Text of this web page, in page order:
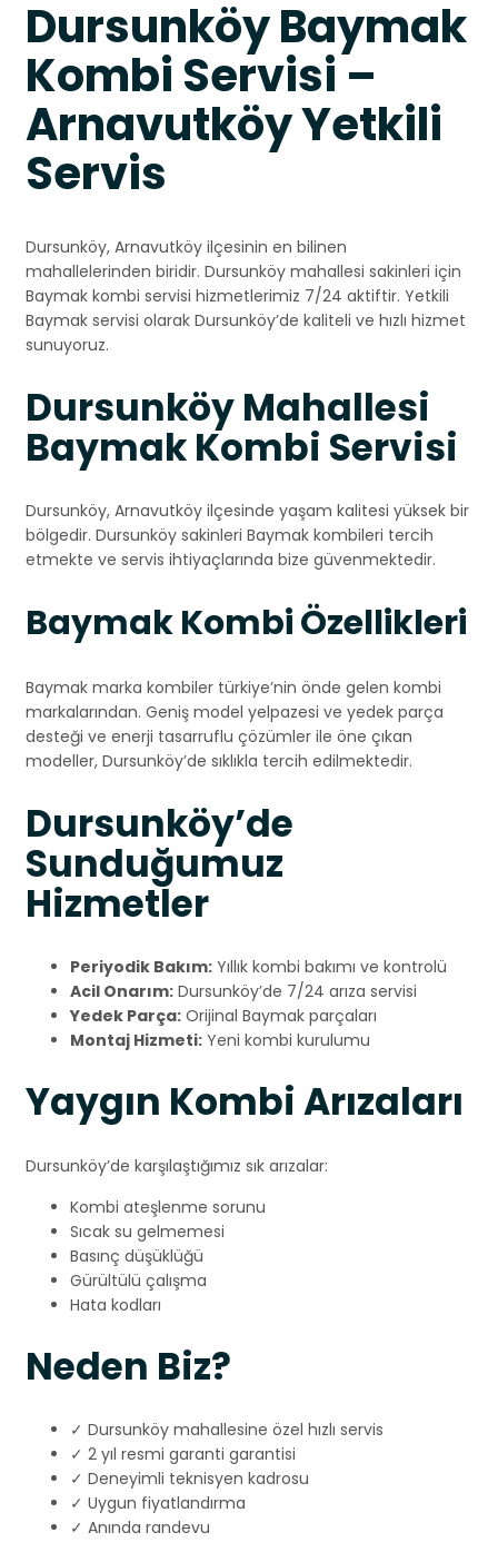
Dursunköy Baymak
Kombi Servisi –
Arnavutköy Yetkili
Servis
Dursunköy, Arnavutköy ilçesinin en bilinen
mahallelerinden biridir. Dursunköy mahallesi sakinleri için
Baymak kombi servisi hizmetlerimiz 7/24 aktiftir. Yetkili
Baymak servisi olarak Dursunköy’de kaliteli ve hızlı hizmet
sunuyoruz.
Dursunköy Mahallesi
Baymak Kombi Servisi
Dursunköy, Arnavutköy ilçesinde yaşam kalitesi yüksek bir
bölgedir. Dursunköy sakinleri Baymak kombileri tercih
etmekte ve servis ihtiyaçlarında bize güvenmektedir.
Baymak Kombi Özellikleri
Baymak marka kombiler türkiye’nin önde gelen kombi
markalarından. Geniş model yelpazesi ve yedek parça
desteği ve enerji tasarruflu çözümler ile öne çıkan
modeller, Dursunköy’de sıklıkla tercih edilmektedir.
Dursunköy’de
Sunduğumuz
Hizmetler
Periyodik Bakım: Yıllık kombi bakımı ve kontrolü
Acil Onarım: Dursunköy’de 7/24 arıza servisi
Yedek Parça: Orijinal Baymak parçaları
Montaj Hizmeti: Yeni kombi kurulumu
Yaygın Kombi Arızaları
Dursunköy’de karşılaştığımız sık arızalar:
Kombi ateşlenme sorunu
Sıcak su gelmemesi
Basınç düşüklüğü
Gürültülü çalışma
Hata kodları
Neden Biz?
✓ Dursunköy mahallesine özel hızlı servis
✓ 2 yıl resmi garanti garantisi
✓ Deneyimli teknisyen kadrosu
✓ Uygun fiyatlandırma
✓ Anında randevu